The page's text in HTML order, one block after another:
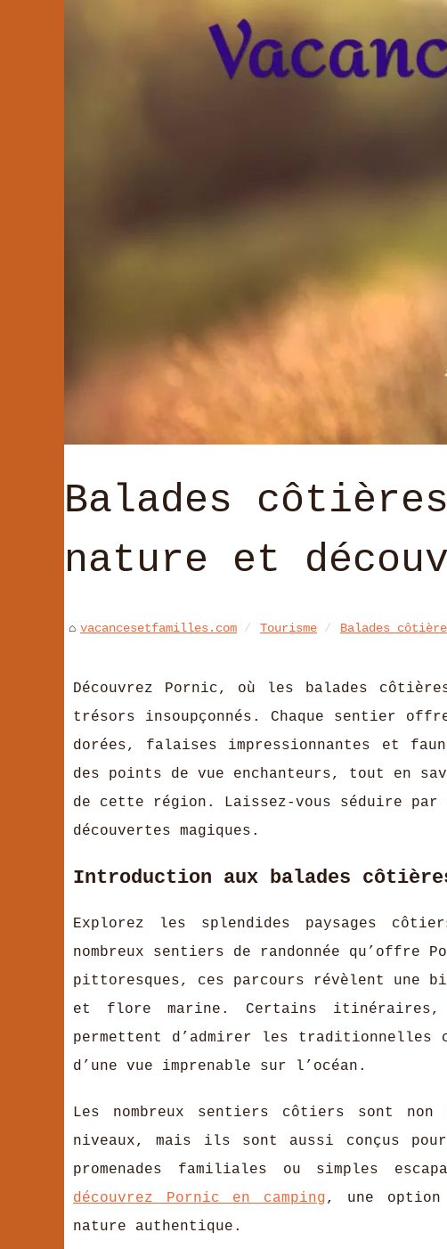
Balades
nature et
vacancesetfamilles.com Tourisme Balades
Découvrez Pornic, où les balades
trésors insoupçonnés. Chaque sentier
dorées, falaises impressionnantes et
des points de vue enchanteurs, tout en
de cette région. Laissez-vous séduire
découvertes magiques.
Introduction aux balades
Explorez les splendides paysages
nombreux sentiers de randonnée
pittoresques, ces parcours révèlent une
et flore marine. Certains itinéraires,
permettent d’admirer les
d’une vue imprenable sur l’océan.
Les nombreux sentiers côtiers sont
niveaux, mais ils sont aussi conçus
promenades familiales ou simples
découvrez Pornic en camping, une
nature authentique.